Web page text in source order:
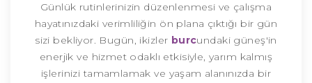
Günlük rutinlerinizin düzenlenmesi ve çalışma
hayatınızdaki verimliliğin ön plana çıktığı bir gün
sizi bekliyor. Bugün, ikizler burcundaki güneş'in
enerjik ve hizmet odaklı etkisiyle, yarım kalmış
işlerinizi tamamlamak ve yaşam alanınızda bir